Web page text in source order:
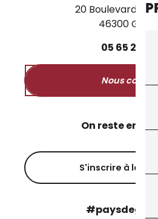
20 Boulevard
46300
05 65 27
Nous
On reste en
S'inscrire à la